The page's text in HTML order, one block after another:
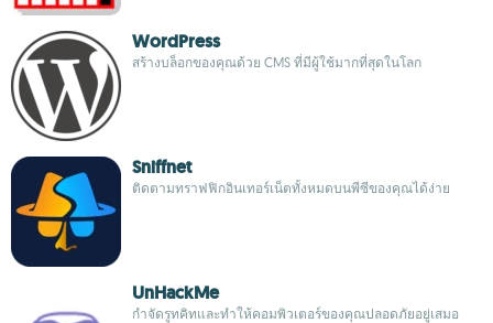
WordPress
สร้างบล็อกของคุณด้วย CMS ที่มีผู้ใช้มากที่สุดในโลก
Sniffnet
ติดตามทราฟฟิกอินเทอร์เน็ตทั้งหมดบนพีซีของคุณได้ง่าย
UnHackMe
กำจัดรูทคิทและทำให้คอมพิวเตอร์ของคุณปลอดภัยอยู่เสมอ